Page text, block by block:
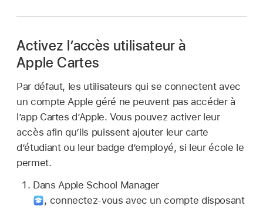
Activez l’accès utilisateur à
Apple Cartes
Par défaut, les utilisateurs qui se connectent avec
un compte Apple géré ne peuvent pas accéder à
l’app Cartes d’Apple. Vous pouvez activer leur
accès afin qu’ils puissent ajouter leur carte
d’étudiant ou leur badge d’employé, si leur école le
permet.
Dans Apple School Manager
, connectez‑vous avec un compte disposant